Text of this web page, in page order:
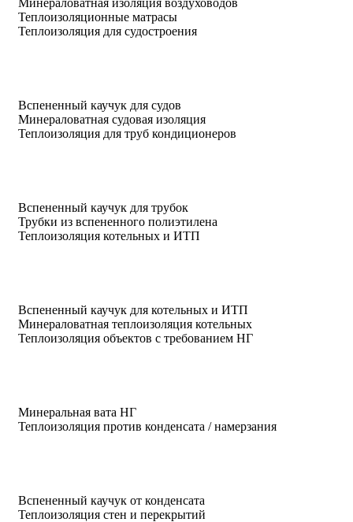
Теплоизоляционные матрасы
Теплоизоляция для судостроения
Вспененный каучук для судов
Минераловатная судовая изоляция
Теплоизоляция для труб кондиционеров
Вспененный каучук для трубок
Трубки из вспененного полиэтилена
Теплоизоляция котельных и ИТП
Вспененный каучук для котельных и ИТП
Минераловатная теплоизоляция котельных
Теплоизоляция объектов с требованием НГ
Минеральная вата НГ
Теплоизоляция против конденсата / намерзания
Вспененный каучук от конденсата
Теплоизоляция стен и перекрытий